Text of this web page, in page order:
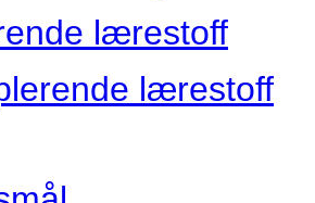
lærestoff
lærestoff